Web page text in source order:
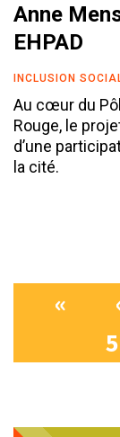
Anne
EHPAD
INCLUSION
Au cœur du
Rouge, le
d’une
la cité.
« ‹
5